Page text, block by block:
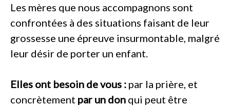
Les mères que nous accompagnons sont
confrontées à des situations faisant de leur
grossesse une épreuve insurmontable, malgré
leur désir de porter un enfant.
Elles ont besoin de vous : par la prière, et
concrètement par un don qui peut être